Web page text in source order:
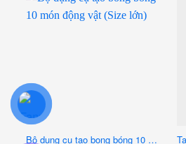
Bộ dụng cụ tạo bong bóng 10 món động vật (Size lớn)